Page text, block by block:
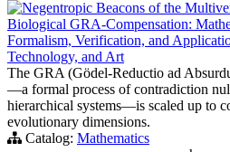
Negentropic Beacons of the
Biological GRA-Compensation:
Formalism, Verification, and
Technology, and Art
The GRA (Gödel-Reductio ad
—a formal process of contradiction
hierarchical systems—is scaled up to
evolutionary dimensions.
Catalog: Mathematics